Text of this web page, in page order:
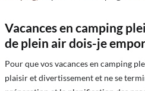
Vacances en camping
de plein air dois-je
Pour que vos vacances en camping
plaisir et divertissement et ne se